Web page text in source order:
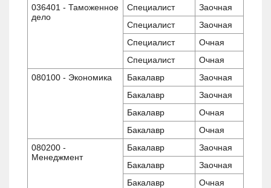
036401 - Таможенное
дело
Специалист
Заочная
Специалист
Заочная
Специалист
Очная
Специалист
Очная
080100 - Экономика
Бакалавр
Заочная
Бакалавр
Заочная
Бакалавр
Очная
Бакалавр
Очная
080200 -
Менеджмент
Бакалавр
Заочная
Бакалавр
Заочная
Бакалавр
Очная